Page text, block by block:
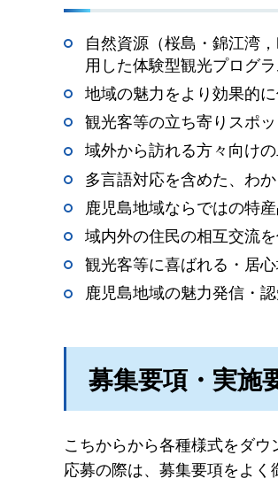
自然資源（桜島・錦江湾
用した体験型観光プログ
地域の魅力をより効果的
観光客等の立ち寄りスポ
域外から訪れる方々向け
多言語対応を含めた、わ
鹿児島地域ならではの特
域内外の住民の相互交流
観光客等に喜ばれる・居
鹿児島地域の魅力発信・
募集要項・実施
こちからから各種様式をダウ
応募の際は、募集要項をよく